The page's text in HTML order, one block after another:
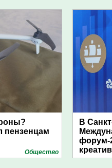
пензенцам
Общество
В
форум-